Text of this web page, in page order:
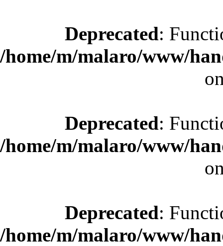
Deprecated:
/home/m/malaro/www/
Deprecated:
/home/m/malaro/www/
Deprecated:
/home/m/malaro/www/